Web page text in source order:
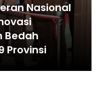
Nasional
Bedah
Provinsi